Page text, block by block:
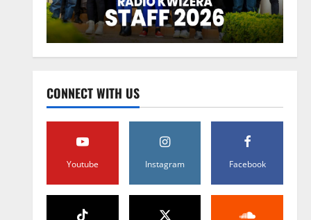
CONNECT WITH US
Youtube Instagram Facebook